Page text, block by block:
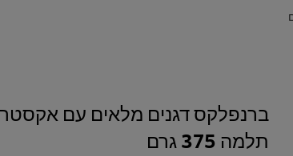
ברנפלקס דגנים מלאים עם
תלמה 375 גרם